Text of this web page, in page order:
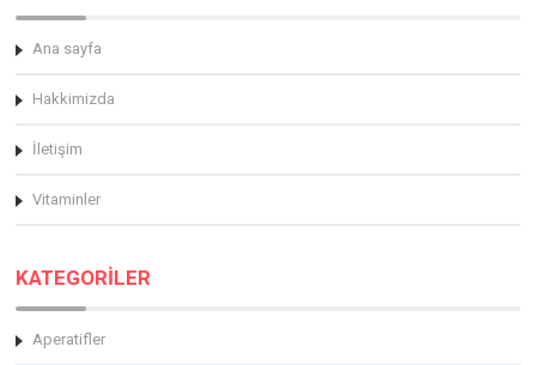
Ana sayfa
Hakkimizda
İletişim
Vitaminler
KATEGORİLER
Aperatifler